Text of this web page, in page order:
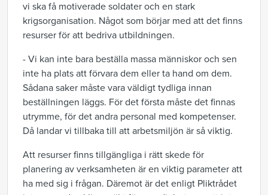
vi ska få motiverade soldater och en stark
krigsorganisation. Något som börjar med att det finns
resurser för att bedriva utbildningen.
- Vi kan inte bara beställa massa människor och sen
inte ha plats att förvara dem eller ta hand om dem.
Sådana saker måste vara väldigt tydliga innan
beställningen läggs. För det första måste det finnas
utrymme, för det andra personal med kompetenser.
Då landar vi tillbaka till att arbetsmiljön är så viktig.
Att resurser finns tillgängliga i rätt skede för
planering av verksamheten är en viktig parameter att
ha med sig i frågan. Däremot är det enligt Pliktrådet